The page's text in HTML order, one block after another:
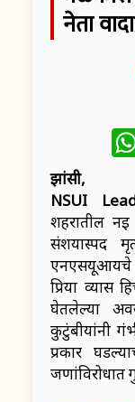
नेता
झांसी,
NSUI
शहरातील
संशयास्पद
एनएसयूआयचे
प्रिया व्यास
घेतलेल्या
कुटुंबीयांनी
प्रकार